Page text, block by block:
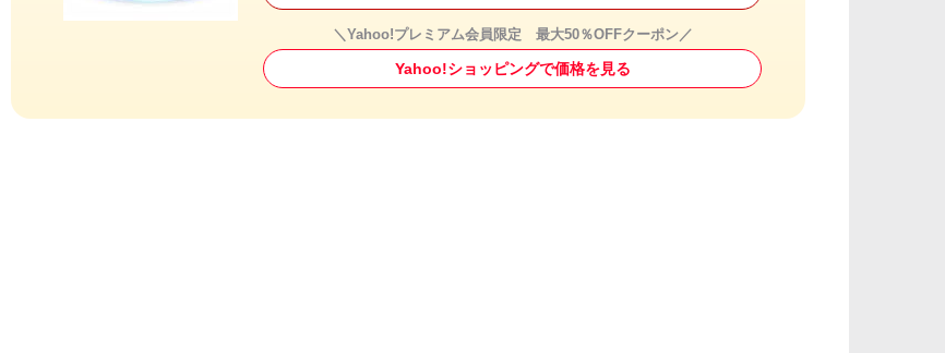
＼Yahoo!プレミアム会員限定 最大50％OFFクーポン／
Yahoo!ショッピングで価格を見る